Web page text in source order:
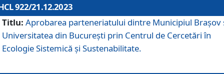
922/21.12.2023
Titlu: Aprobarea parteneriatului dintre Municipiul Brașov
Universitatea din București prin Centrul de Cercetări în
Ecologie Sistemică și Sustenabilitate.